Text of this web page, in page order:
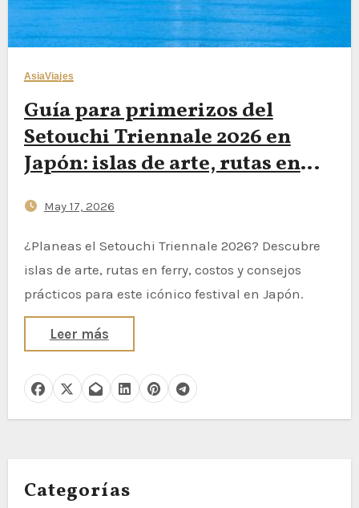
AsiaViajes
Guía para primerizos del
Setouchi Triennale 2026 en
Japón: islas de arte, rutas en
May 17, 2026
¿Planeas el Setouchi Triennale 2026? Descubre
islas de arte, rutas en ferry, costos y consejos
prácticos para este icónico festival en Japón.
Leer más
Categorías